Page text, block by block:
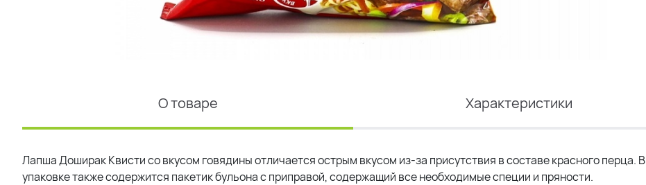
О товаре Характеристики
Лапша Доширак Квисти со вкусом говядины отличается острым вкусом из-за присутствия в составе красного перца. В
упаковке также содержится пакетик бульона с приправой, содержащий все необходимые специи и пряности.